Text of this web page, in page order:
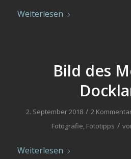
Weiterlesen
Bild des
2. September 2018 / 2
Fotografie, Fototipps /
Weiterlesen